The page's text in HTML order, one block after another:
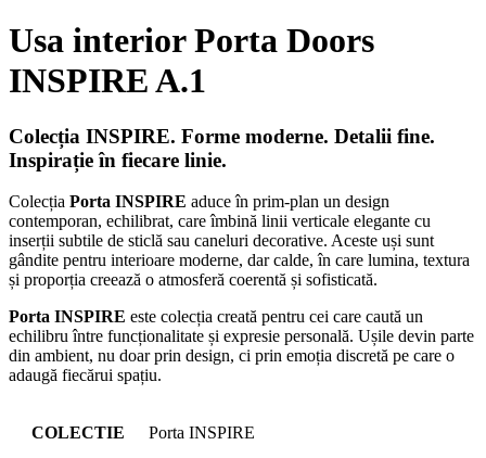
Usa interior Porta Doors
INSPIRE A.1
Colecția INSPIRE. Forme moderne. Detalii fine.
Inspirație în fiecare linie.
Colecția Porta INSPIRE aduce în prim-plan un design
contemporan, echilibrat, care îmbină linii verticale elegante cu
inserții subtile de sticlă sau caneluri decorative. Aceste uși sunt
gândite pentru interioare moderne, dar calde, în care lumina, textura
și proporția creează o atmosferă coerentă și sofisticată.
Porta INSPIRE este colecția creată pentru cei care caută un
echilibru între funcționalitate și expresie personală. Ușile devin parte
din ambient, nu doar prin design, ci prin emoția discretă pe care o
adaugă fiecărui spațiu.
COLECTIE Porta INSPIRE